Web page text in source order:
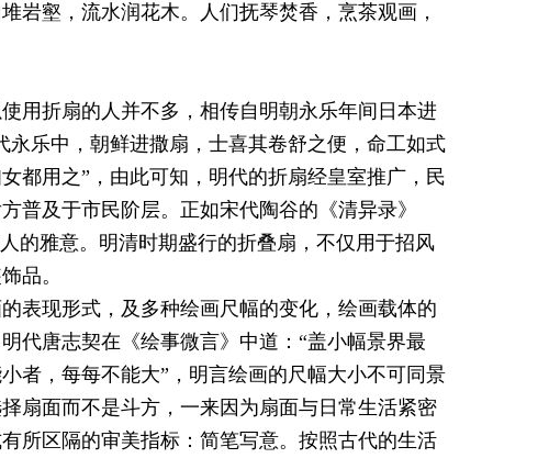
岩壑，流水润花木。人们抚琴焚香，烹茶观画，
用折扇的人并不多，相传自明朝永乐年间日本进
乐中，朝鲜进撒扇，士喜其卷舒之便，命工如式
都用之”，由此可知，明代的折扇经皇室推广，民
普及于市民阶层。正如宋代陶谷的《清异录》
的雅意。明清时期盛行的折叠扇，不仅用于招风
品。
表现形式，及多种绘画尺幅的变化，绘画载体的
代唐志契在《绘事微言》中道：“盖小幅景界最
者，每每不能大”，明言绘画的尺幅大小不可同景
扇面而不是斗方，一来因为扇面与日常生活紧密
所区隔的审美指标：简笔写意。按照古代的生活